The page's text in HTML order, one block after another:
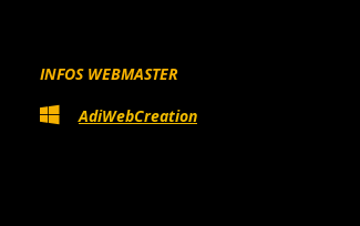
INFOS WEBMASTER
AdiWebCreation